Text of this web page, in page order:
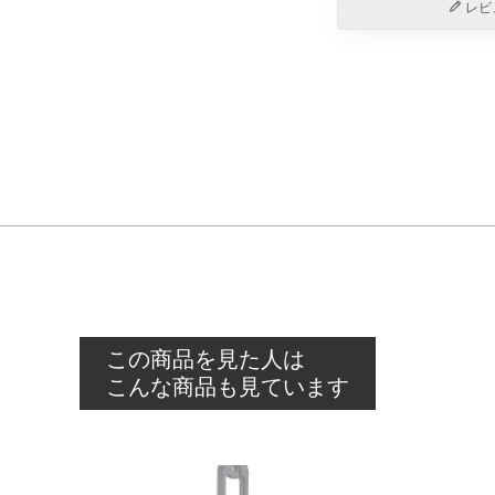
レビ
この商品を見た人は
こんな商品も見ています